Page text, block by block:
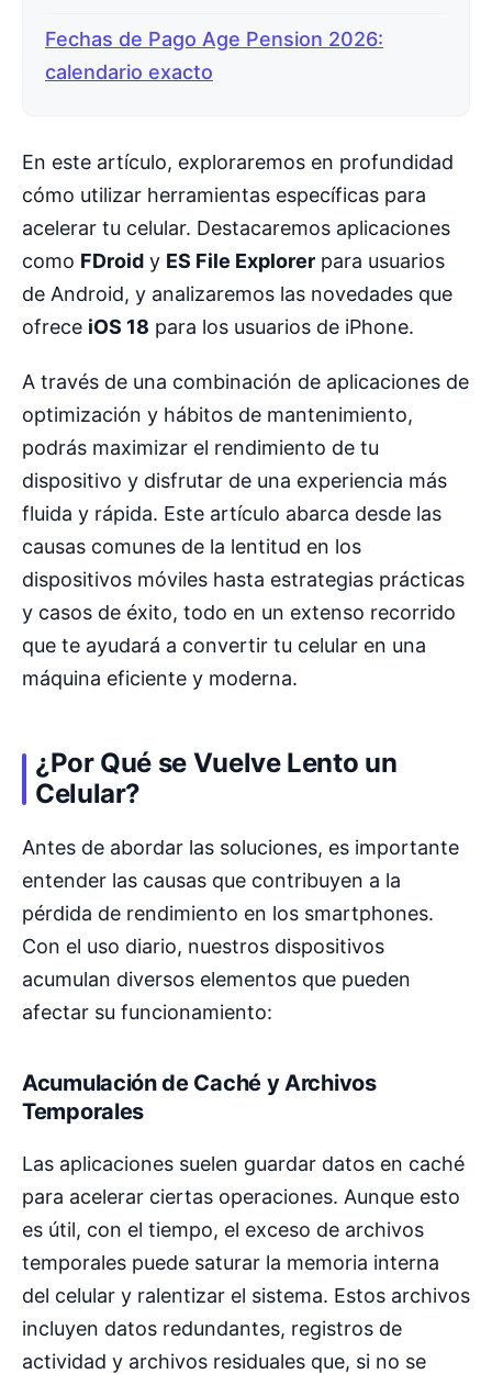
Fechas de Pago Age Pension 2026:
calendario exacto
En este artículo, exploraremos en profundidad
cómo utilizar herramientas específicas para
acelerar tu celular. Destacaremos aplicaciones
como FDroid y ES File Explorer para usuarios
de Android, y analizaremos las novedades que
ofrece iOS 18 para los usuarios de iPhone.
A través de una combinación de aplicaciones de
optimización y hábitos de mantenimiento,
podrás maximizar el rendimiento de tu
dispositivo y disfrutar de una experiencia más
fluida y rápida. Este artículo abarca desde las
causas comunes de la lentitud en los
dispositivos móviles hasta estrategias prácticas
y casos de éxito, todo en un extenso recorrido
que te ayudará a convertir tu celular en una
máquina eficiente y moderna.
¿Por Qué se Vuelve Lento un
Celular?
Antes de abordar las soluciones, es importante
entender las causas que contribuyen a la
pérdida de rendimiento en los smartphones.
Con el uso diario, nuestros dispositivos
acumulan diversos elementos que pueden
afectar su funcionamiento:
Acumulación de Caché y Archivos
Temporales
Las aplicaciones suelen guardar datos en caché
para acelerar ciertas operaciones. Aunque esto
es útil, con el tiempo, el exceso de archivos
temporales puede saturar la memoria interna
del celular y ralentizar el sistema. Estos archivos
incluyen datos redundantes, registros de
actividad y archivos residuales que, si no se